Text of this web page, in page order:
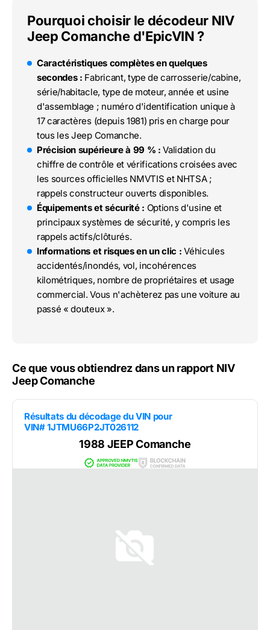
Pourquoi choisir le décodeur NIV
Jeep Comanche d'EpicVIN ?
Caractéristiques complètes en quelques
secondes : Fabricant, type de carrosserie/cabine,
série/habitacle, type de moteur, année et usine
d'assemblage ; numéro d'identification unique à
17 caractères (depuis 1981) pris en charge pour
tous les Jeep Comanche.
Précision supérieure à 99 % : Validation du
chiffre de contrôle et vérifications croisées avec
les sources officielles NMVTIS et NHTSA ;
rappels constructeur ouverts disponibles.
Équipements et sécurité : Options d'usine et
principaux systèmes de sécurité, y compris les
rappels actifs/clôturés.
Informations et risques en un clic : Véhicules
accidentés/inondés, vol, incohérences
kilométriques, nombre de propriétaires et usage
commercial. Vous n'achèterez pas une voiture au
passé « douteux ».
Ce que vous obtiendrez dans un rapport NIV
Jeep Comanche
Résultats du décodage du VIN pour
VIN# 1JTMU66P2JT026112
1988 JEEP Comanche